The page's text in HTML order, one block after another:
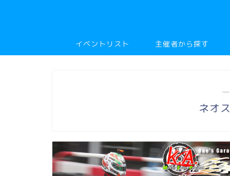
イベントリスト 主催者から探す
ネオ